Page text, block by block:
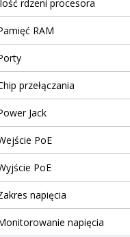
rdzeni procesora
RAM
przełączania
Jack
PoE
PoE
napięcia
napięcia